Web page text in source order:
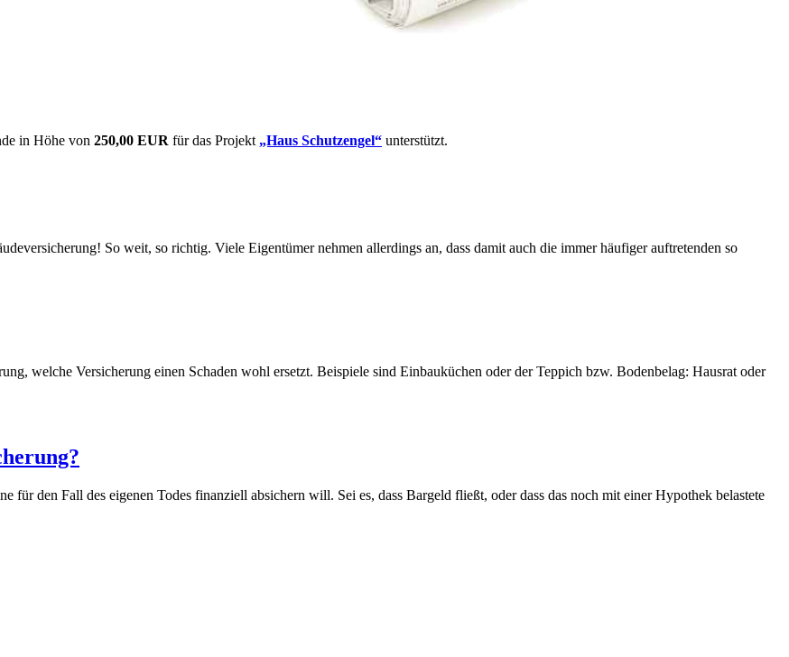
in Höhe von 250,00 EUR für das Projekt „Haus Schutzengel“ unterstützt.
So weit, so richtig. Viele Eigentümer nehmen allerdings an, dass damit auch die immer häufiger auftretenden so
welche Versicherung einen Schaden wohl ersetzt. Beispiele sind Einbauküchen oder der Teppich bzw. Bodenbelag: Hausrat oder
für den Fall des eigenen Todes finanziell absichern will. Sei es, dass Bargeld fließt, oder dass das noch mit einer Hypothek belastete